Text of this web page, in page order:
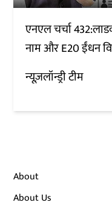
एनएल चर्चा
नाम और E20 ईंधन
न्यूज़लॉन्ड्री टीम
About
About Us